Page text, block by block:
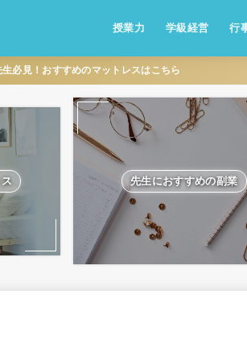
授業力 学級経営 行
必見！おすすめのマットレスはこちら
先生におすすめの副業